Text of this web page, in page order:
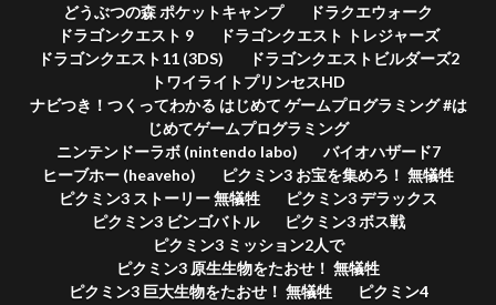
どうぶつの森 ポケットキャンプ
ドラクエウォーク
ドラゴンクエスト 9
ドラゴンクエスト トレジャーズ
ドラゴンクエスト11 (3DS)
ドラゴンクエストビルダーズ2
トワイライトプリンセスHD
ナビつき！つくってわかる はじめて ゲームプログラミング #は
じめてゲームプログラミング
ニンテンドーラボ (nintendo labo)
バイオハザード7
ヒーブホー (heaveho)
ピクミン3 お宝を集めろ！ 無犠牲
ピクミン3 ストーリー 無犠牲
ピクミン3 デラックス
ピクミン3 ビンゴバトル
ピクミン3 ボス戦
ピクミン3 ミッション2人で
ピクミン3 原生生物をたおせ！ 無犠牲
ピクミン3 巨大生物をたおせ！ 無犠牲
ピクミン4